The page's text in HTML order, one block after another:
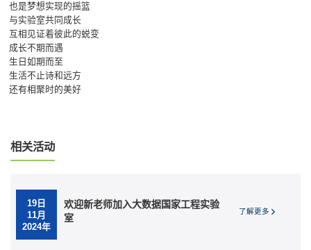
也是梦想实现的摇篮
与实验室共同成长
互相见证着彼此的蜕变
成长不期而遇
生日如期而至
生活不止诗和远方
还有相聚时的美好
相关活动
19日
11月
2024年
欢迎新老师加入大数据国家工程实验
室
了解更多